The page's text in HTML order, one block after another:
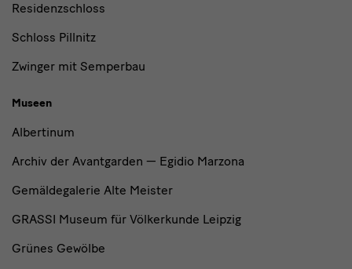
Residenzschloss
Schloss Pillnitz
Zwinger mit Semperbau
Museen
Albertinum
Archiv der Avantgarden — Egidio Marzona
Gemäldegalerie Alte Meister
GRASSI Museum für Völkerkunde Leipzig
Grünes Gewölbe